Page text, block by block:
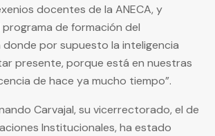
docentes de la ANECA, y
de formación del
por supuesto la inteligencia
presente, porque está en nuestras
de hace ya mucho tiempo”.
Carvajal, su vicerrectorado, el de
Institucionales, ha estado